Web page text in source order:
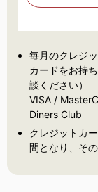
毎月のクレジ
カードをお持
談ください）
VISA /
Diners Club
クレジットカ
間となり、そ